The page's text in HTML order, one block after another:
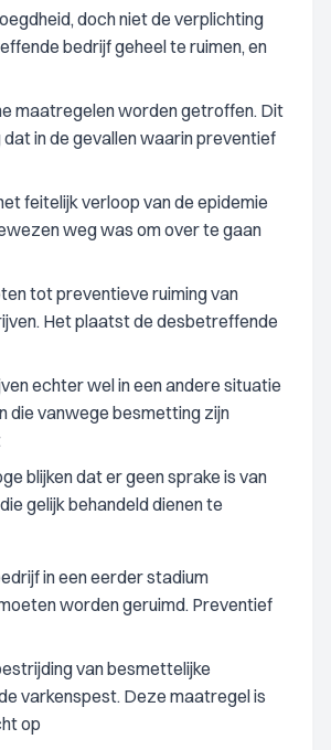
doch niet de verplichting
bedrijf geheel te ruimen, en
maatregelen worden getroffen. Dit
in de gevallen waarin preventief
feitelijk verloop van de epidemie
weg was om over te gaan
tot preventieve ruiming van
Het plaatst de desbetreffende
echter wel in een andere situatie
die vanwege besmetting zijn
blijken dat er geen sprake is van
gelijk behandeld dienen te
in een eerder stadium
worden geruimd. Preventief
van besmettelijke
varkenspest. Deze maatregel is
op